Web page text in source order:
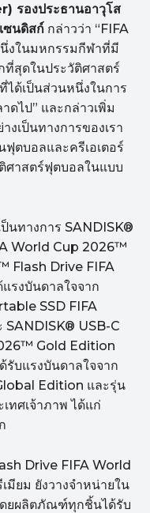
รองประธานอาวุโส
ซนดิสก์ กล่าวว่า “FIFA
งในมหกรรมกีฬาที่มี
สุดในประวัติศาสตร์
ด้เป็นส่วนหนึ่งในการ
ดไป” และกล่าวเพิ่ม
เป็นทางการของเรา
ตบอลและครีเอเตอร์
ศาสตร์ฟุตบอลในแบบ
นทางการ SANDISK®
World Cup 2026™
Flash Drive FIFA
งบันดาลใจจาก
SSD FIFA
USB-C
Gold Edition
รับแรงบันดาลใจจาก
Edition และรุ่น
ทศเจ้าภาพ ได้แก่
Drive FIFA World
ยม ยังวางจำหน่ายใน
ดยผลิตภัณฑ์ทุกชิ้นได้รับ